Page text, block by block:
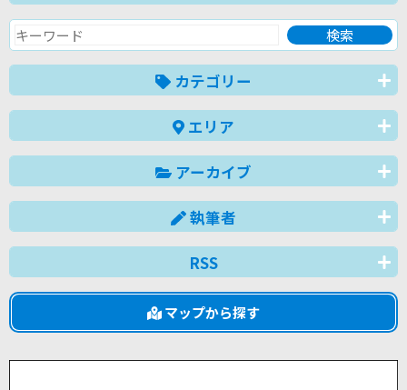
カテゴリー
エリア
アーカイブ
執筆者
RSS
マップから探す